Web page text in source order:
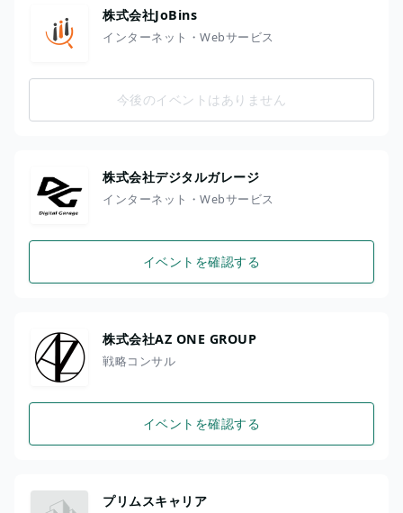
株式会社JoBins
インターネット・Webサービス
今後のイベントはありません
株式会社デジタルガレージ
インターネット・Webサービス
イベントを確認する
株式会社AZ ONE GROUP
戦略コンサル
イベントを確認する
プリムスキャリア